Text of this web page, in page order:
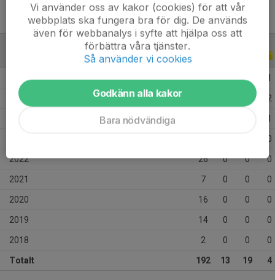
ALLA ÅR
2026 19 2 6 1
2025 2
1
0
2022 26 0 0 0
2021 7 0 0 0
2020 16 0 0 0
2019 14 0 0 0
2018 2 0 0 0
Totalt 192 13 19 4
Vi använder oss av kakor (cookies) för att vår
webbplats ska fungera bra för dig. De används
även för webbanalys i syfte att hjälpa oss att
förbättra våra tjänster.
Så använder vi cookies
Godkänn alla kakor
Bara nödvändiga